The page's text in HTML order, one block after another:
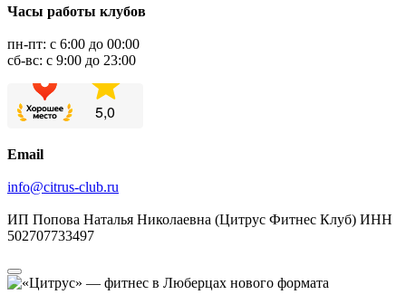
Часы работы клубов
пн-пт: с 6:00 до 00:00
сб-вс: с 9:00 до 23:00
Email
info@citrus-club.ru
ИП Попова Наталья Николаевна (Цитрус Фитнес Клуб) ИНН
502707733497